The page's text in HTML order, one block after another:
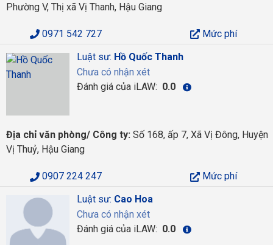
Phường V, Thị xã Vị Thanh, Hậu Giang
0971 542 727
Mức phí
Luật sư: Hồ Quốc Thanh
Chưa có nhận xét
Đánh giá của iLAW: 0.0
Địa chỉ văn phòng/ Công ty: Số 168, ấp 7, Xã Vị Đông, Huyện
Vị Thuỷ, Hậu Giang
0907 224 247
Mức phí
Luật sư: Cao Hoa
Chưa có nhận xét
Đánh giá của iLAW: 0.0